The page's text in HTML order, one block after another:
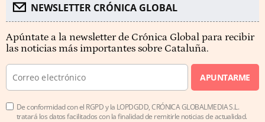
NEWSLETTER CRÓNICA GLOBAL
Apúntate a la newsletter de Crónica Global para recibir
las noticias más importantes sobre Cataluña.
APUNTARME
De conformidad con el RGPD y la LOPDGDD, CRÓNICA GLOBALMEDIA S.L.
tratará los datos facilitados con la finalidad de remitirle noticias de actualidad.